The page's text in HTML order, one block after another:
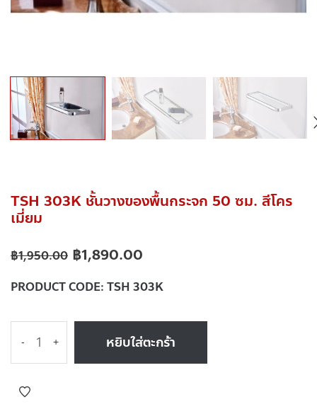
TSH 303K ชั้นวางของพื้นกระจก 50 ซม. สีโคร
เมี่ยม
฿1,950.00 ฿1,890.00
PRODUCT CODE: TSH 303K
- + หยิบใส่ตะกร้า